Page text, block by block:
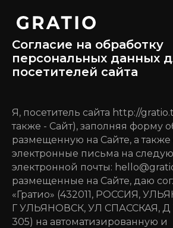
Согласие на обработку
персональных данных
посетителей сайта
Я, посетитель сайта http://
также - Сайт), заполняя форму
размещенную на Сайте, а также
электронные письма на
электронной почты:
размещенные на Сайте, даю
«Гратио» (432011, РОССИЯ,
Г УЛЬЯНОВСК, УЛ СПАССКАЯ, Д
305) на автоматизированную и